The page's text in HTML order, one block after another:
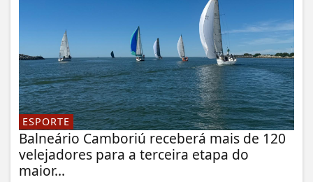
ESPORTE
Balneário Camboriú receberá mais de 120
velejadores para a terceira etapa do
maior...